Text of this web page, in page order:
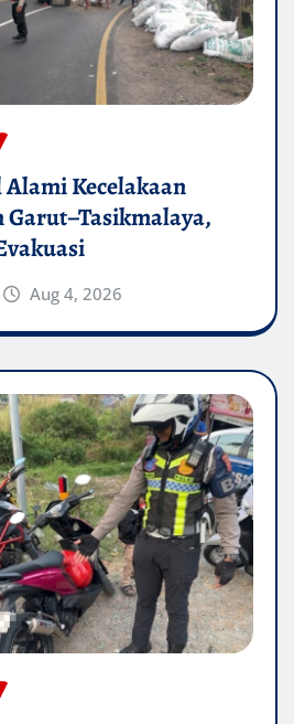
Kecelakaan
Garut–Tasikmalaya,
Aug 4, 2026